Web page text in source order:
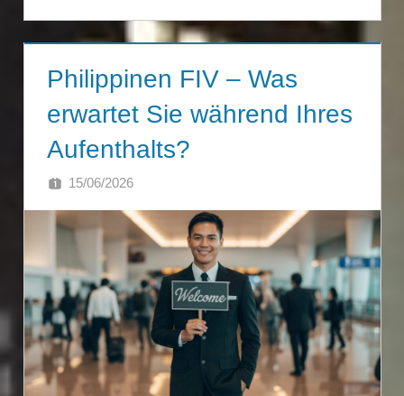
Philippinen FIV – Was
erwartet Sie während Ihres
Aufenthalts?
15/06/2026